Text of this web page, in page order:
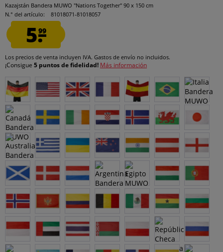
Kazajstán Bandera MUWO "Nations Together" 90 x 150 cm
N.° del artículo:
81018071-81018057
5.99
Los precios de venta incluyen IVA. Gastos de envío no incluidos.
¡Consigue 5 puntos de fidelidad! Más información